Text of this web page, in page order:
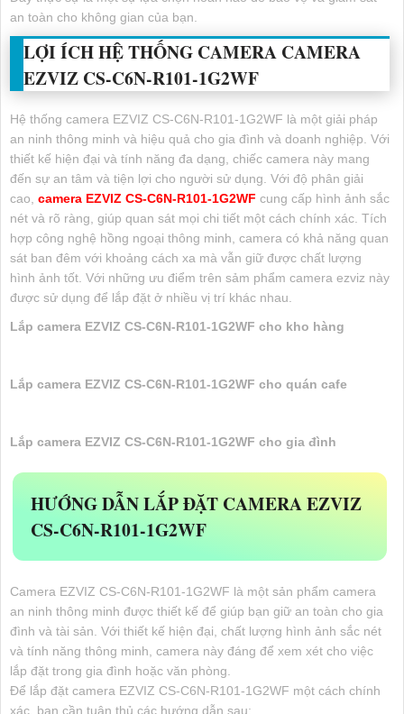
an toàn cho không gian của bạn.
LỢI ÍCH HỆ THỐNG CAMERA CAMERA
EZVIZ CS-C6N-R101-1G2WF
Hệ thống camera EZVIZ CS-C6N-R101-1G2WF là một giải pháp
an ninh thông minh và hiệu quả cho gia đình và doanh nghiệp. Với
thiết kế hiện đại và tính năng đa dạng, chiếc camera này mang
đến sự an tâm và tiện lợi cho người sử dụng. Với độ phân giải
cao, camera EZVIZ CS-C6N-R101-1G2WF cung cấp hình ảnh sắc
nét và rõ ràng, giúp quan sát mọi chi tiết một cách chính xác. Tích
hợp công nghệ hồng ngoại thông minh, camera có khả năng quan
sát ban đêm với khoảng cách xa mà vẫn giữ được chất lượng
hình ảnh tốt. Với những ưu điểm trên sảm phẩm camera ezviz này
được sử dụng để lắp đặt ở nhiều vị trí khác nhau.
Lắp camera EZVIZ CS-C6N-R101-1G2WF cho kho hàng
Lắp camera EZVIZ CS-C6N-R101-1G2WF cho quán cafe
Lắp camera EZVIZ CS-C6N-R101-1G2WF cho gia đình
HƯỚNG DẪN LẮP ĐẶT CAMERA EZVIZ
CS-C6N-R101-1G2WF
Camera EZVIZ CS-C6N-R101-1G2WF là một sản phẩm camera
an ninh thông minh được thiết kế để giúp bạn giữ an toàn cho gia
đình và tài sản. Với thiết kế hiện đại, chất lượng hình ảnh sắc nét
và tính năng thông minh, camera này đáng để xem xét cho việc
lắp đặt trong gia đình hoặc văn phòng.
Để lắp đặt camera EZVIZ CS-C6N-R101-1G2WF một cách chính
xác, bạn cần tuân thủ các hướng dẫn sau: